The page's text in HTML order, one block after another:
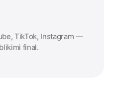
TikTok, Instagram —
final.